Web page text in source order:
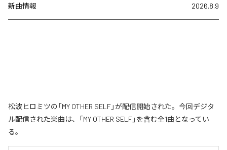
新曲情報 2026.8.9
松波ヒロミツの「MY OTHER SELF」が配信開始された。今回デジタ
ル配信された楽曲は、「MY OTHER SELF」を含む全1曲となってい
る。